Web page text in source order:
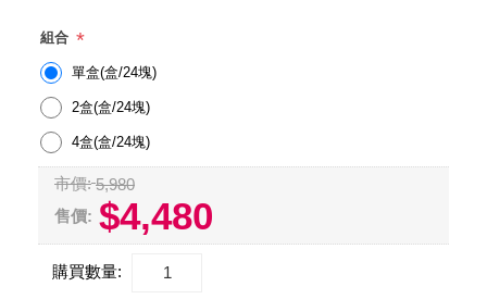
組合 *
單盒(盒/24塊)
2盒(盒/24塊)
4盒(盒/24塊)
市價: 5,980
售價: $4,480
購買數量: